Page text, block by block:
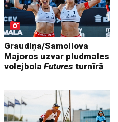
Graudiņa/Samoilova
Majoros uzvar pludmales
volejbolaFutures turnīrā